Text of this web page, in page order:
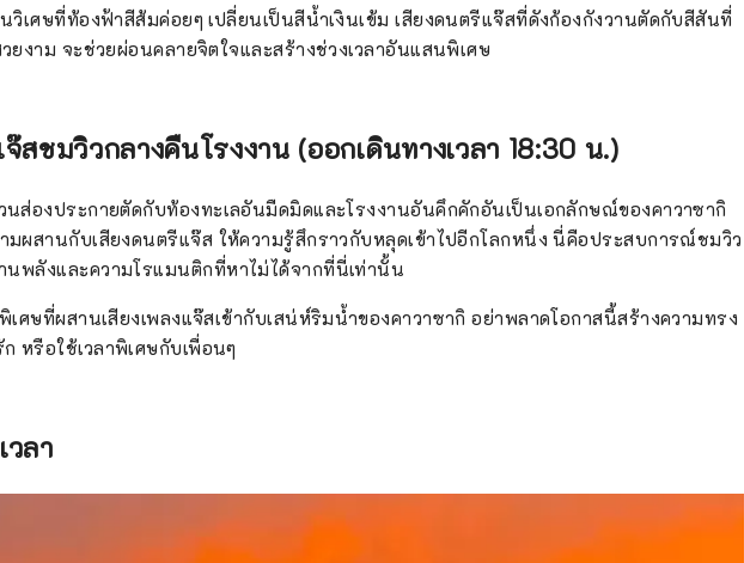
สนับสนุนการเติบโตทางเศรษฐกิจอย่างรวดเร็วของญี่ปุ่น แต่ยังเจริญรุ่งเรืองในฐานะหนึ่ง
ใน 53 สถานีของโทไกโด ซึ่งเป็นเส้นทางหลักจากโตเกียวไปยังเกียวโตที่พัฒนาโดยโชกุนผู้
ได้รับการกำหนดให้เป็นทรัพย์สินทางวัฒนธรรม พิพิธภัณฑ์ที่อุทิศให้กับการ์ตูนยอดนิยม
เรื่อง “โดราเอมอน” ก็ได้รับความนิยมเช่นกัน เราจะมาแนะนำสถานที่ท่องเที่ยวและ
ที่ญี่ปุ่นมีการเติบโตทางเศรษฐกิจสูง โรงงานต่างๆ เปิดดำเนินการตลอด 24 ชั่วโมง และใน
เวลากลางคืน ไฟทำงานจะเปิดขึ้น เพื่อเปลี่ยนพื้นที่แห่งนี้ให้กลายเป็นโลกแห่งจินตนาการที่
เต็มไปด้วยอัญมณี คุณสามารถสัมผัสประสบการณ์ "วิวโรงงานยามค่ำคืน" นี้ได้ด้วยการทัวร์
รถบัสหรือทัวร์ล่องเรือบ้าน ◇พื้นที่สีเขียวอิคุตะ แม้ว่าจะตั้งอยู่ในเมืองที่อยู่ห่างจากโตเกียว
เพียงไม่กี่นาที แต่ที่นี่ก็เต็มไปด้วยทิวทัศน์ธรรมชาติที่สวยงาม รวมทั้งต้นเมตาเซควอเอียที่
ด้วย ในฤดูใบไม้ผลิคุณยังสามารถเพลิดเพลินกับดอกซากุระได้อีกด้วย ◇พิพิธภัณฑ์ฟูจิโกะ
เอฟ. ฟูจิโอะ เมืองคาวาซากิ พิพิธภัณฑ์แห่งนี้จัดแสดงภาพวาดต้นฉบับของฟูจิโกะ เอฟ. ฟูจิ
โอะ นักวาดการ์ตูนผู้สร้างการ์ตูนเรื่อง "โดราเอมอน" ที่ได้รับความนิยมไปทั่วโลก โดย
เฉพาะในเอเชีย รวมถึงโต๊ะทำงานที่ฟูจิโกะ เอฟ. ฟูจิโอะใช้จริงด้วย นอกจากนี้ สถานที่ดัง
วิเศษที่ท้องฟ้าสีส้มค่อยๆ เปลี่ยนเป็นสีน้ำเงินเข้ม เสียงดนตรีแจ๊สที่ดังก้องกังวานตัดกับสีสันที่
ยงาม จะช่วยผ่อนคลายจิตใจและสร้างช่วงเวลาอันแสนพิเศษ
จ๊สชมวิวกลางคืนโรงงาน (ออกเดินทางเวลา 18:30 น.)
ส่องประกายตัดกับท้องทะเลอันมืดมิดและโรงงานอันคึกคักอันเป็นเอกลักษณ์ของคาวาซากิ
มผสานกับเสียงดนตรีแจ๊ส ให้ความรู้สึกราวกับหลุดเข้าไปอีกโลกหนึ่ง นี่คือประสบการณ์ชมวิว
นพลังและความโรแมนติกที่หาไม่ได้จากที่นี่เท่านั้น
เศษที่ผสานเสียงเพลงแจ๊สเข้ากับเสน่ห์ริมน้ำของคาวาซากิ อย่าพลาดโอกาสนี้สร้างความทรง
หรือใช้เวลาพิเศษกับเพื่อนๆ
วลา